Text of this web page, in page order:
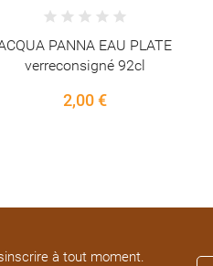
SURGRAS LAIT CHAMELLE
SEBO-REGUL
9,50 €
à tout moment.